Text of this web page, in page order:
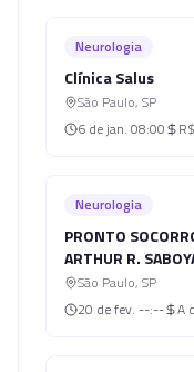
Neurologia
Clínica Salus
São Paulo, SP
6 de jan. 08:00
Neurologia
PRONTO
ARTHUR R.
São Paulo, SP
20 de fev. --:-- A